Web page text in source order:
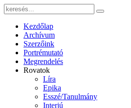
Kezdőlap
Archívum
Szerzőink
Portrémutató
Megrendelés
Rovatok
Líra
Epika
Esszé/Tanulmány
Interjú